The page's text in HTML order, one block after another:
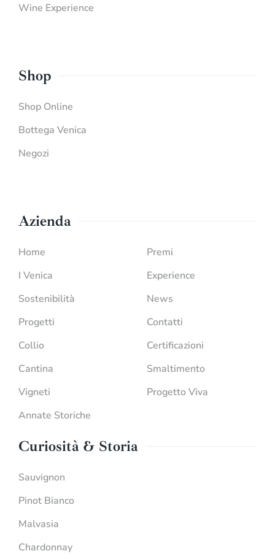
Wine Experience
Shop
Shop Online
Bottega Venica
Negozi
Azienda
Home
I Venica
Sostenibilità
Progetti
Collio
Cantina
Vigneti
Annate Storiche
Premi
Experience
News
Contatti
Certificazioni
Smaltimento
Progetto Viva
Curiosità & Storia
Sauvignon
Pinot Bianco
Malvasia
Chardonnay